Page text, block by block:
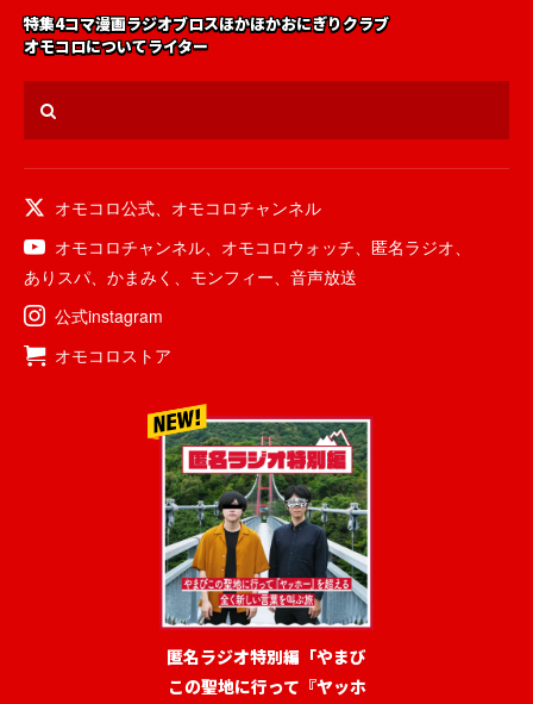
特集4コマ漫画ラジオブロスほかほかおにぎりクラブ
オモコロについてライター
オモコロ公式
オモコロチャンネル
オモコロチャンネル
オモコロウォッチ 匿名ラジオ
ありスパ
かまみく モンフィー
音声放送
公式instagram
オモコロストア
匿名ラジオ特別編「やまび
この聖地に行って『ヤッホ